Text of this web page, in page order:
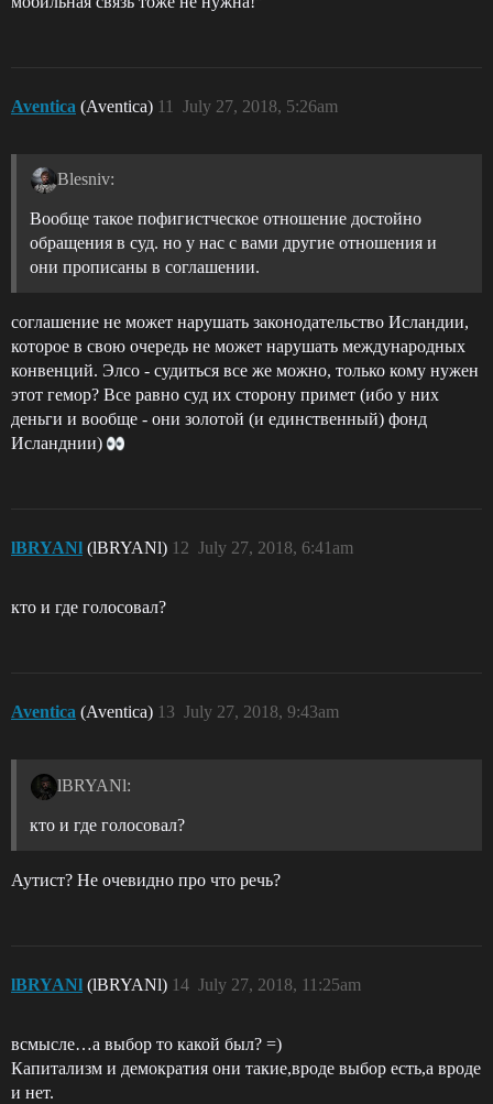
Aventica (Aventica) July 27, 2018, 5:26am
11
Blesniv:
Вообще такое пофигистческое отношение достойно
обращения в суд. но у нас с вами другие отношения и
они прописаны в соглашении.
соглашение не может нарушать законодательство Исландии,
которое в свою очередь не может нарушать международных
конвенций. Элсо - судиться все же можно, только кому нужен
этот гемор? Все равно суд их сторону примет (ибо у них
деньги и вообще - они золотой (и единственный) фонд
Исланднии)
lBRYANl (lBRYANl) July 27, 2018, 6:41am
12
кто и где голосовал?
Aventica (Aventica) July 27, 2018, 9:43am
13
lBRYANl:
кто и где голосовал?
Аутист? Не очевидно про что речь?
lBRYANl (lBRYANl) July 27, 2018, 11:25am
14
всмысле…а выбор то какой был? =)
Капитализм и демократия они такие,вроде выбор есть,а вроде
и нет.